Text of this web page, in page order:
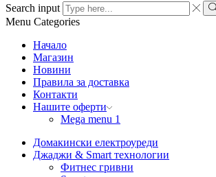
Search input
Menu Categories
Начало
Магазин
Новини
Правила за доставка
Контакти
Нашите оферти
Mega menu 1
Домакински електроуреди
Джаджи & Smart технологии
Фитнес гривни